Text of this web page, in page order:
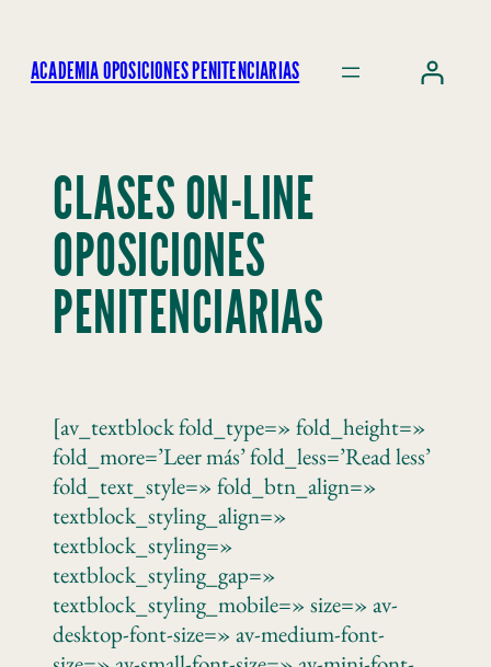
ACADEMIA OPOSICIONES PENITENCIARIAS
CLASES ON-LINE
OPOSICIONES
PENITENCIARIAS
[av_textblock fold_type=» fold_height=»
fold_more=’Leer más’ fold_less=’Read less’
fold_text_style=» fold_btn_align=»
textblock_styling_align=»
textblock_styling=»
textblock_styling_gap=»
textblock_styling_mobile=» size=» av-
desktop-font-size=» av-medium-font-